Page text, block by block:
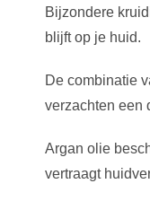
Bijzondere
blijft op je huid.
De combinatie
verzachten een
Argan olie
vertraagt